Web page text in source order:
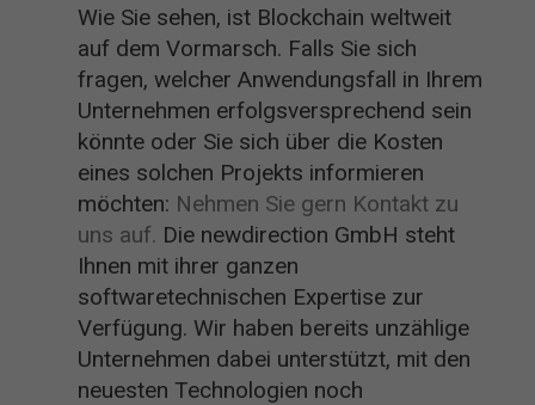
Wie Sie sehen, ist Blockchain weltweit
auf dem Vormarsch. Falls Sie sich
fragen, welcher Anwendungsfall in Ihrem
Unternehmen erfolgsversprechend sein
könnte oder Sie sich über die Kosten
eines solchen Projekts informieren
möchten: Nehmen Sie gern Kontakt zu
uns auf. Die newdirection GmbH steht
Ihnen mit ihrer ganzen
softwaretechnischen Expertise zur
Verfügung. Wir haben bereits unzählige
Unternehmen dabei unterstützt, mit den
neuesten Technologien noch